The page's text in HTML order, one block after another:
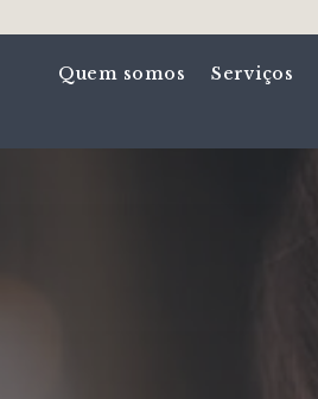
Quem somos Serviços